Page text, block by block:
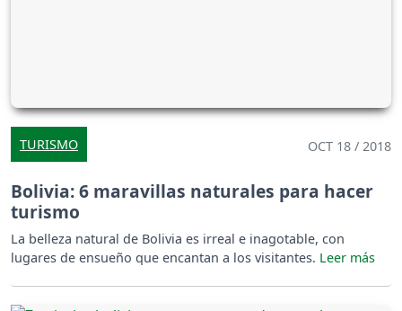
TURISMO OCT 18 / 2018
Bolivia: 6 maravillas naturales para hacer
turismo
La belleza natural de Bolivia es irreal e inagotable, con
lugares de ensueño que encantan a los visitantes.